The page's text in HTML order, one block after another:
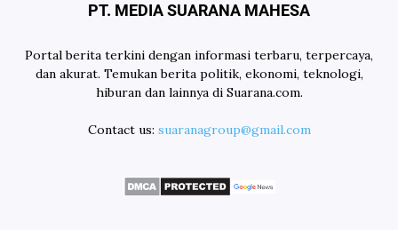
PT. MEDIA SUARANA MAHESA
Portal berita terkini dengan informasi terbaru, terpercaya,
dan akurat. Temukan berita politik, ekonomi, teknologi,
hiburan dan lainnya di Suarana.com.
Contact us: suaranagroup@gmail.com